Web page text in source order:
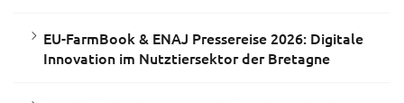
EU-FarmBook & ENAJ Pressereise 2026: Digitale
Innovation im Nutztiersektor der Bretagne